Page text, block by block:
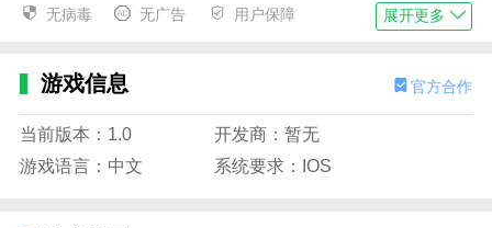
1。警车在城市中执行追击任务，掌握交通规则和车辆
2。游戏中需要完成的任务很多，玩家需要根据任务要
3。玩家需要管理警车和警力资源的分配，根据不同情
况调整策略和资源分配；
无病毒 无广告 用户保障 展开更多
游戏信息 官方合作
当前版本：1.0
开发商：暂无
游戏语言：中文
系统要求：IOS